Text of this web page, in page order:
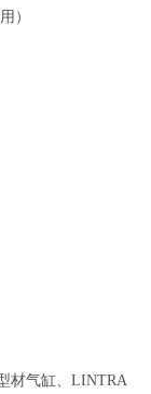
）
材气缸、LINTRA